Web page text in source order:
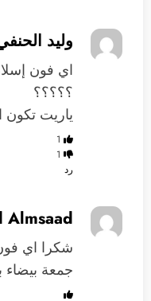
وليد
اي فون
؟؟؟؟؟
ياريت تكون
1
1
رد
Almsaad
شكرا اي
جمعة بيضاء